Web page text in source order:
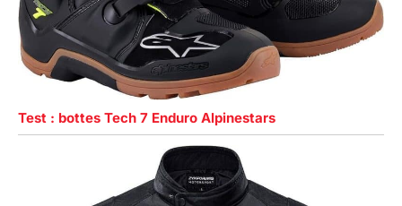
Test : bottes Tech 7 Enduro Alpinestars